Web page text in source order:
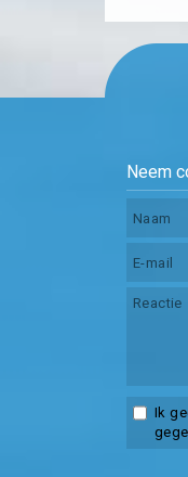
Neem
Ik